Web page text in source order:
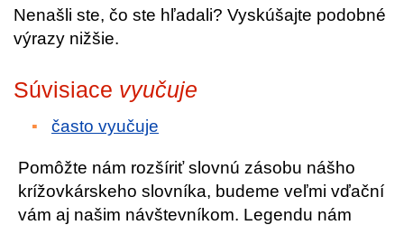
Nenašli ste, čo ste hľadali? Vyskúšajte podobné
výrazy nižšie.
Súvisiace vyučuje
často vyučuje
Pomôžte nám rozšíriť slovnú zásobu nášho
krížovkárskeho slovníka, budeme veľmi vďační
vám aj našim návštevníkom. Legendu nám